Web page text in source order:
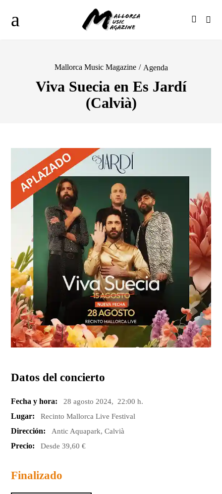
Mallorca Music Magazine / Agenda
Viva Suecia en Es Jardí
(Calvià)
Datos del concierto
Fecha y hora: 28 agosto 2024, 22:00 h.
Lugar: Recinto Mallorca Live Festival
Dirección: Antic Aquapark, Calvià
Precio: Desde 39,60 €
Finalizado